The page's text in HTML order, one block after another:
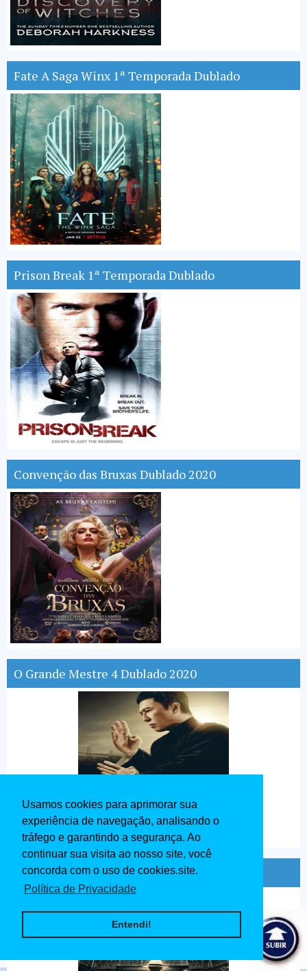
Usamos cookies para aprimorar sua
experiência de navegação, analisando o
tráfego e garantindo a segurança. Ao
continuar sua visita ao nosso site, você
concorda com o uso de cookies.site.
Política de Privacidade
Entendi!
Fate A Saga Winx 1ª Temporada Dublado
Prison Break 1ª Temporada Dublado
Convenção das Bruxas Dublado 2020
O Grande Mestre 4 Dublado 2020
Ip Man O Mestre do Kung Fu Dublado 2020